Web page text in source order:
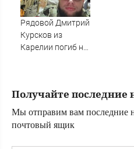
отправили в
Санкт-Петербург
Рядовой Дмитрий
Курсков из
Карелии погиб на
Получайте последние
Мы отправим вам последние
почтовый ящик